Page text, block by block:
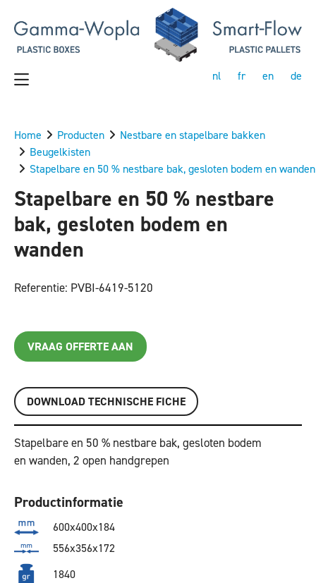
nl fr en de
Home Producten
Nestbare en stapelbare bakken
Beugelkisten
Stapelbare en 50 % nestbare bak, gesloten bodem en wanden
Stapelbare en 50 % nestbare
bak, gesloten bodem en
wanden
Referentie: PVBI-6419-5120
VRAAG OFFERTE AAN
DOWNLOAD TECHNISCHE FICHE
Stapelbare en 50 % nestbare bak, gesloten bodem
en wanden, 2 open handgrepen
Productinformatie
600x400x184
556x356x172
1840